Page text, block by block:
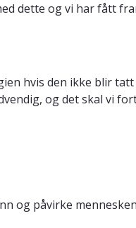
dette og vi har fått
hvis den ikke blir tatt
og det skal vi
og påvirke